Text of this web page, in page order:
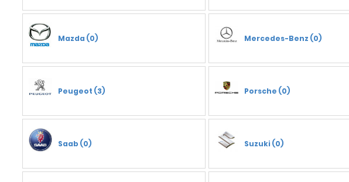
Mazda (0) Mercedes-Benz (0)
Peugeot (3) Porsche (0)
Saab (0) Suzuki (0)